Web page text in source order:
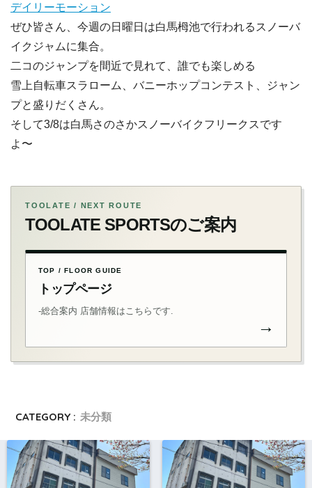
デイリーモーション
ぜひ皆さん、今週の日曜日は白馬栂池で行われるスノーバ
イクジャムに集合。
二コのジャンプを間近で見れて、誰でも楽しめる
雪上自転車スラローム、バニーホップコンテスト、ジャン
プと盛りだくさん。
そして3/8は白馬さのさかスノーバイクフリークスです
よ〜
TOOLATE / NEXT ROUTE
TOOLATE SPORTSのご案内
TOP / FLOOR GUIDE
トップページ
-総合案内 店舗情報はこちらです.
→
CATEGORY : 未分類